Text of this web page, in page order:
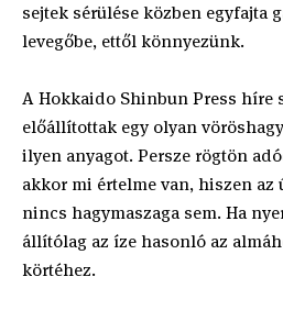
sejtek sérülése közben egyfajta
levegőbe, ettől könnyezünk.
A Hokkaido Shinbun Press híre
előállítottak egy olyan
ilyen anyagot. Persze rögtön
akkor mi értelme van, hiszen az
nincs hagymaszaga sem. Ha
állítólag az íze hasonló az
körtéhez.